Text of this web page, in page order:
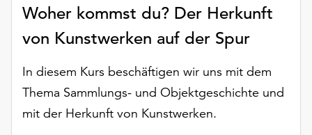
die
„Auswählen“.
Weitere
Informationen
finden
Sie
Woher kommst du? Der Herkunft
von Kunstwerken auf der Spur
In diesem Kurs beschäftigen wir uns mit dem
Thema Sammlungs- und Objektgeschichte und
mit der Herkunft von Kunstwerken.